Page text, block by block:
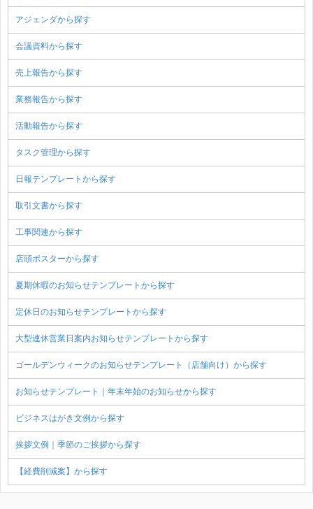
アジェンダから探す
会議資料から探す
売上報告から探す
業務報告から探す
活動報告から探す
タスク管理から探す
日報テンプレートから探す
取引文書から探す
工事関連から探す
店頭ポスターから探す
夏期休暇のお知らせテンプレートから探す
定休日のお知らせテンプレートから探す
大型連休営業日案内お知らせテンプレートから探す
ゴールデンウィークのお知らせテンプレート（店舗向け）から探す
お知らせテンプレート｜年末年始のお知らせから探す
ビジネスはがき文例から探す
挨拶文例｜季節のご挨拶から探す
【経費削減案】から探す